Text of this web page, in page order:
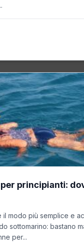
principianti:
il modo più semplice e
sottomarino: bastano
per...